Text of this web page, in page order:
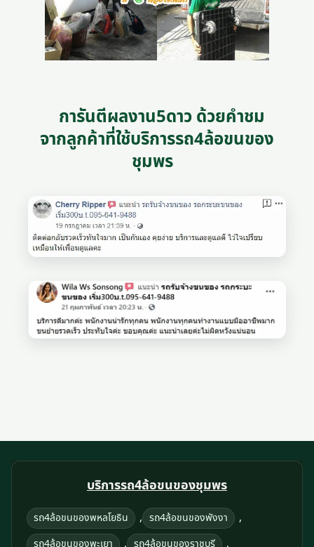
การันตีผลงาน5ดาว ด้วยคำชม
จากลูกค้าที่ใช้บริการรถ4ล้อขนของ
ชุมพร
บริการรถ4ล้อขนของชุมพร
รถ4ล้อขนของพหลโยธิน , รถ4ล้อขนของพังงา ,
รถ4ล้อขนของพะเยา , รถ4ล้อขนของราชบุรี ,